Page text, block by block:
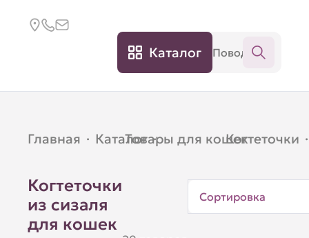
Каталог
Главная · Каталог ·
Товары для кошек ·
Когтеточки ·
Когтеточки
из сизаля
для кошек
Сортировка